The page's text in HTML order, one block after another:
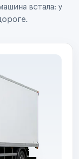
встала: у